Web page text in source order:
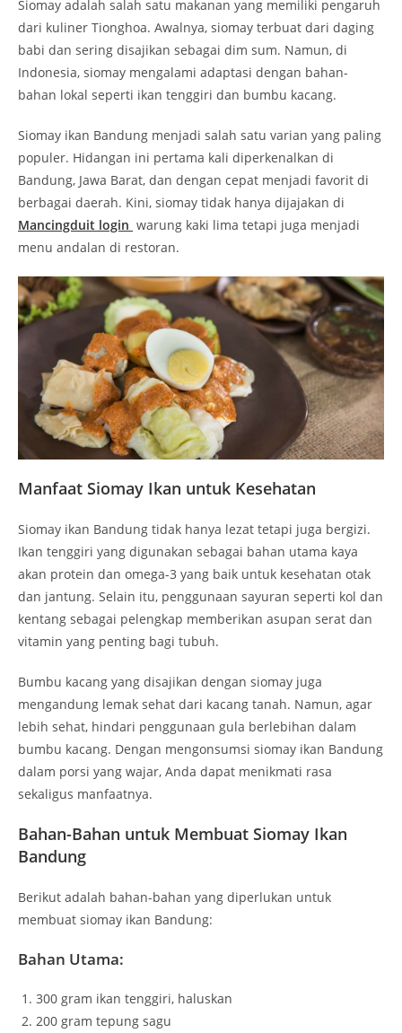
Siomay adalah salah satu makanan yang memiliki pengaruh
dari kuliner Tionghoa. Awalnya, siomay terbuat dari daging
babi dan sering disajikan sebagai dim sum. Namun, di
Indonesia, siomay mengalami adaptasi dengan bahan-
bahan lokal seperti ikan tenggiri dan bumbu kacang.
Siomay ikan Bandung menjadi salah satu varian yang paling
populer. Hidangan ini pertama kali diperkenalkan di
Bandung, Jawa Barat, dan dengan cepat menjadi favorit di
berbagai daerah. Kini, siomay tidak hanya dijajakan di
Mancingduit login warung kaki lima tetapi juga menjadi
menu andalan di restoran.
Manfaat Siomay Ikan untuk Kesehatan
Siomay ikan Bandung tidak hanya lezat tetapi juga bergizi.
Ikan tenggiri yang digunakan sebagai bahan utama kaya
akan protein dan omega-3 yang baik untuk kesehatan otak
dan jantung. Selain itu, penggunaan sayuran seperti kol dan
kentang sebagai pelengkap memberikan asupan serat dan
vitamin yang penting bagi tubuh.
Bumbu kacang yang disajikan dengan siomay juga
mengandung lemak sehat dari kacang tanah. Namun, agar
lebih sehat, hindari penggunaan gula berlebihan dalam
bumbu kacang. Dengan mengonsumsi siomay ikan Bandung
dalam porsi yang wajar, Anda dapat menikmati rasa
sekaligus manfaatnya.
Bahan-Bahan untuk Membuat Siomay Ikan
Bandung
Berikut adalah bahan-bahan yang diperlukan untuk
membuat siomay ikan Bandung:
Bahan Utama:
300 gram ikan tenggiri, haluskan
200 gram tepung sagu